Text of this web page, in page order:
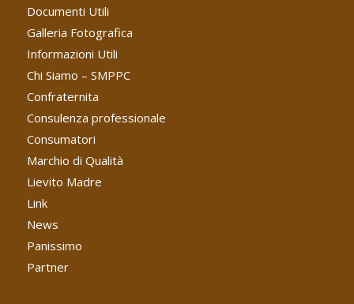
Documenti Utili
Galleria Fotografica
Informazioni Utili
Chi Siamo – SMPPC
Confraternita
Consulenza professionale
Consumatori
Marchio di Qualità
Lievito Madre
Link
News
Panissimo
Partner